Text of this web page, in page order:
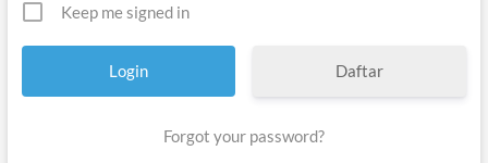
Keep me signed in
Daftar
Forgot your password?